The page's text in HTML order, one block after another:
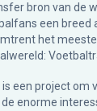
bron van de
een breed
het
een project om
enorme